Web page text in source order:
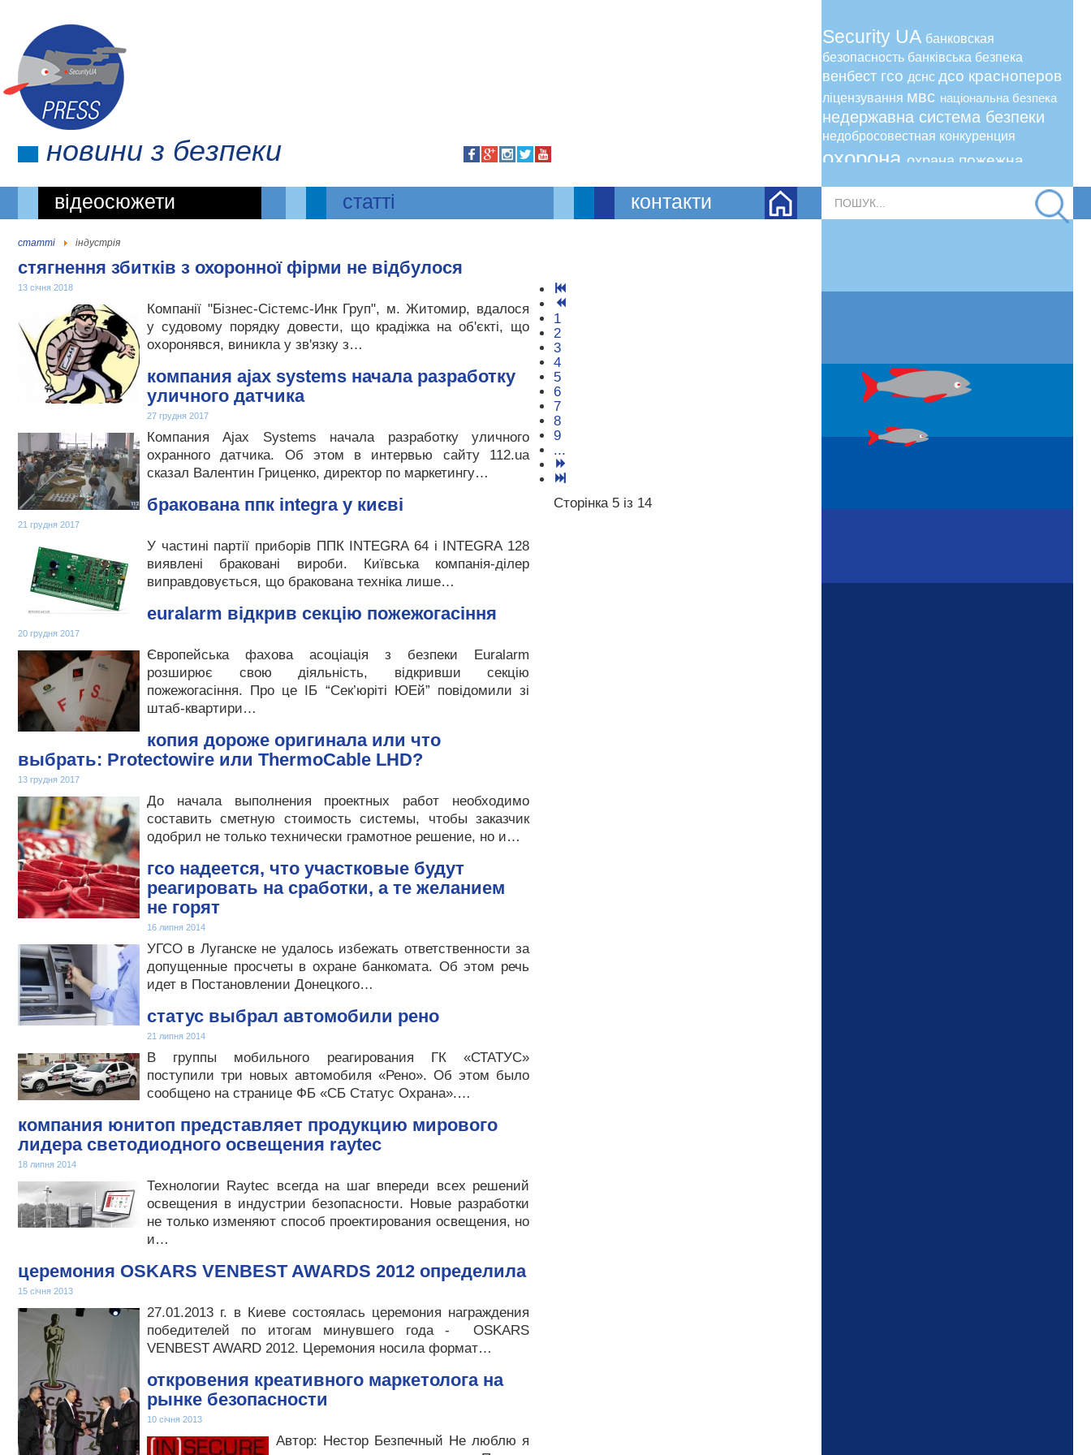
новини з безпеки
Security UA банковская
безопасность банківська безпека
венбест гсо дснс дсо красноперов
ліцензування мвс національна безпека
недержавна система безпеки
недобросовестная конкуренция
охорона охрана пожежна
поліція охорони ринок безпеки
рынок безопасностисергей сидоренко
явір 2000
відеосюжети статті контакти
статті індустрія
стягнення збитків з охоронної фірми не відбулося
13 січня 2018
Компанії "Бізнес-Сістемс-Инк Груп", м. Житомир, вдалося
у судовому порядку довести, що крадіжка на об'єкті, що
охоронявся, виникла у зв'язку з…
компания ajax systems начала разработку
уличного датчика
27 грудня 2017
Компания Ajax Systems начала разработку уличного
охранного датчика. Об этом в интервью сайту 112.ua
сказал Валентин Гриценко, директор по маркетингу…
бракована ппк integra у києві
21 грудня 2017
У частині партії приборів ППК INTEGRA 64 і INTEGRA 128
виявлені браковані вироби. Київська компанія-ділер
виправдовується, що бракована техніка лише…
euralarm відкрив секцію пожежогасіння
20 грудня 2017
Європейська фахова асоціація з безпеки Euralarm
розширює свою діяльність, відкривши секцію
пожежогасіння. Про це ІБ “Сек’юріті ЮЕй” повідомили зі
штаб-квартири…
копия дороже оригинала или что
выбрать: Protectowire или ThermoCable LHD?
13 грудня 2017
До начала выполнения проектных работ необходимо
составить сметную стоимость системы, чтобы заказчик
одобрил не только технически грамотное решение, но и…
гсо надеется, что участковые будут
реагировать на сработки, а те желанием
не горят
16 липня 2014
УГСО в Луганске не удалось избежать ответственности за
допущенные просчеты в охране банкомата. Об этом речь
идет в Постановлении Донецкого…
статус выбрал автомобили рено
21 липня 2014
В группы мобильного реагирования ГК «СТАТУС»
поступили три новых автомобиля «Рено». Об этом было
сообщено на странице ФБ «СБ Статус Охрана».…
компания юнитоп представляет продукцию мирового
лидера светодиодного освещения raytec
18 липня 2014
Технологии Raytec всегда на шаг впереди всех решений
освещения в индустрии безопасности. Новые разработки
не только изменяют способ проектирования освещения, но
и…
церемония OSKARS VENBEST AWARDS 2012 определила
15 січня 2013
27.01.2013 г. в Киеве состоялась церемония награждения
победителей по итогам минувшего года - OSKARS
VENBEST AWARD 2012. Церемония носила формат…
откровения креативного маркетолога на
рынке безопасности
10 січня 2013
Автор: Нестор Безпечный Не люблю я
1
2
3
4
5
6
7
8
9
...
Сторінка 5 із 14